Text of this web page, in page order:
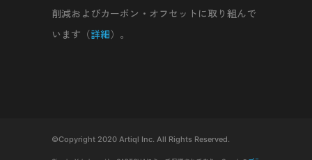
削減およびカーボン・オフセットに取り組んで
います（詳細）。
©Copyright 2020 Artiql Inc. All Rights Reserved.